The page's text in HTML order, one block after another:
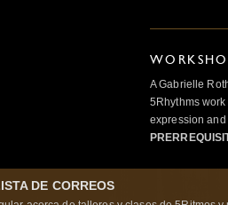
A Gabrielle
5Rhythms
expression
DE CORREOS